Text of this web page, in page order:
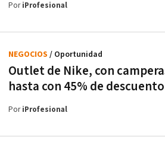
PoriProfesional
Outlet de Nike, con
hasta con 45% de descuento
NEGOCIOS / Oportunidad
PoriProfesional